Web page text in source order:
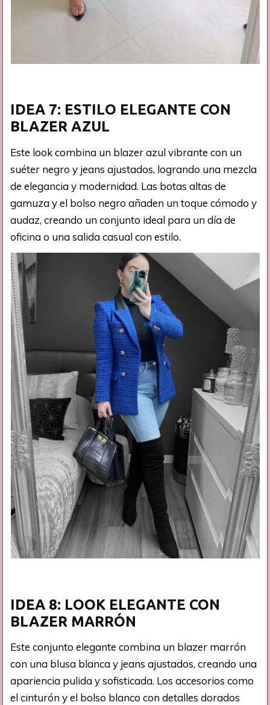
IDEA 7: ESTILO ELEGANTE CON
BLAZER AZUL
Este look combina un blazer azul vibrante con un
suéter negro y jeans ajustados, logrando una mezcla
de elegancia y modernidad. Las botas altas de
gamuza y el bolso negro añaden un toque cómodo y
audaz, creando un conjunto ideal para un día de
oficina o una salida casual con estilo.
IDEA 8: LOOK ELEGANTE CON
BLAZER MARRÓN
Este conjunto elegante combina un blazer marrón
con una blusa blanca y jeans ajustados, creando una
apariencia pulida y sofisticada. Los accesorios como
el cinturón y el bolso blanco con detalles dorados